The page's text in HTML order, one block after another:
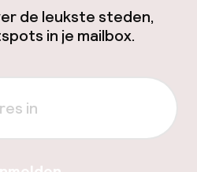
de leukste steden,
in je mailbox.